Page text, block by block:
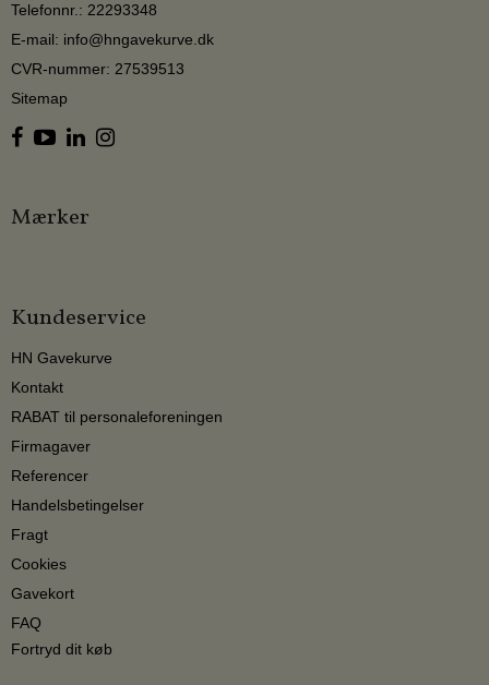
Telefonnr.: 22293348
E-mail: info@hngavekurve.dk
CVR-nummer: 27539513
Sitemap
Mærker
Kundeservice
HN Gavekurve
Kontakt
RABAT til personaleforeningen
Firmagaver
Referencer
Handelsbetingelser
Fragt
Cookies
Gavekort
FAQ
Fortryd dit køb